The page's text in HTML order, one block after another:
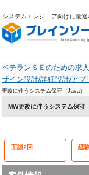
システムエンジニア向けに最
ベテランＳＥのための求
ザイン設計/詳細設計/ア
更改に伴うシステム保守（Java）
MW更改に伴うシステム保守
面談2回 経